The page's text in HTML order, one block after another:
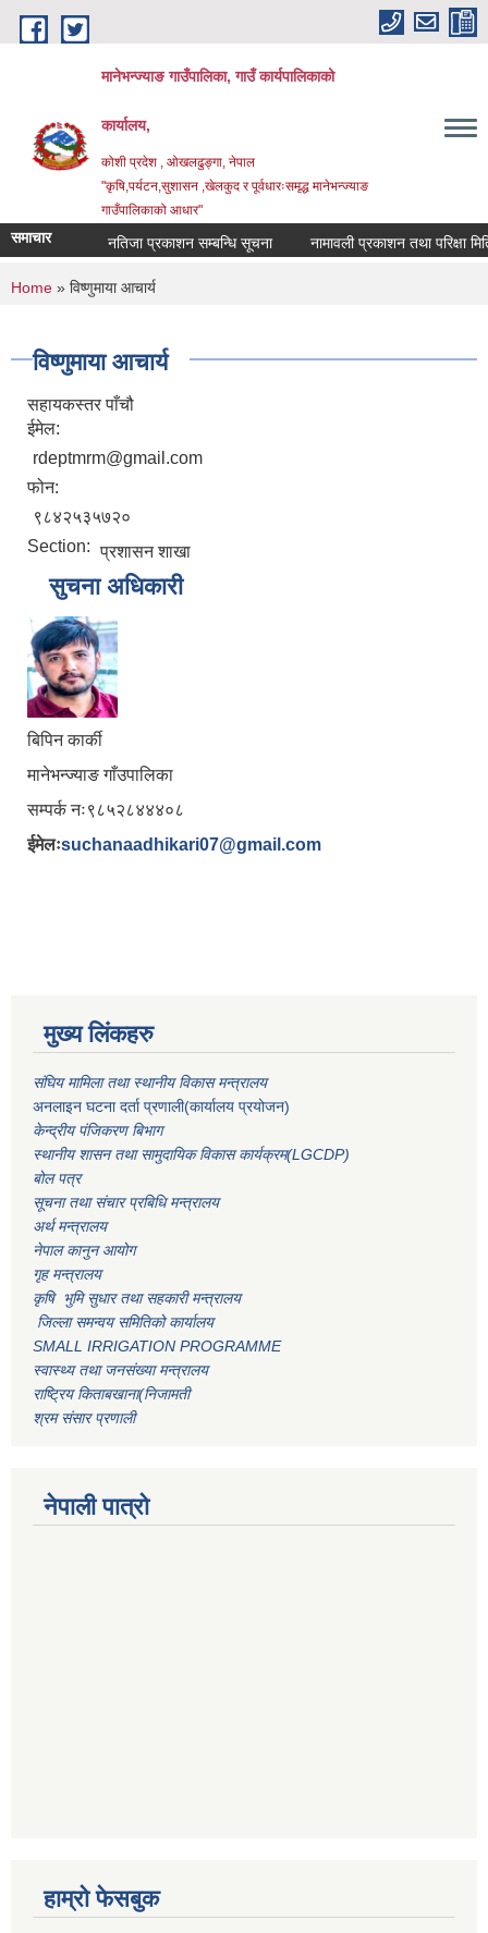
Skip to main content
मानेभन्ज्याङ गाउँपालिका, गाउँ कार्यपालिकाको
कार्यालय,
कोशी प्रदेश , ओखलढुङ्गा, नेपाल
"कृषि,पर्यटन,सुशासन ,खेलकुद र पूर्वधारःसमृद्ध मानेभन्ज्याङ
गाउँपालिकाको आधार"
समाचार नतिजा प्रकाशन सम्बन्धि सूचना नामावली प्रकाशन तथा परिक्षा
You are here
Home » विष्णुमाया आचार्य
विष्णुमाया आचार्य
सहायकस्तर पाँचौ
ईमेल:
rdeptmrm@gmail.com
फोन:
९८४२५३५७२०
Section: प्रशासन शाखा
सुचना अधिकारी
बिपिन कार्की
मानेभन्ज्याङ गाँउपालिका
सम्पर्क नः९८५२८४४४०८
ईमेलःsuchanaadhikari07@gmail.com
मुख्य लिंकहरु
संघिय मामिला तथा स्थानीय विकास मन्त्रालय
अनलाइन घटना दर्ता प्रणाली(कार्यालय प्रयोजन)
केन्द्रीय पंजिकरण बिभाग
स्थानीय शासन तथा सामुदायिक विकास कार्यक्रम(LGCDP)
बोल पत्र
सूचना तथा संचार प्रबिधि मन्त्रालय
अर्थ मन्त्रालय
नेपाल कानुन आयोग
गृह मन्त्रालय
कृषि भुमि सुधार तथा सहकारी मन्त्रालय
जिल्ला समन्वय समितिको कार्यालय
SMALL IRRIGATION PROGRAMME
स्वास्थ्य तथा जनसंख्या मन्त्रालय
राष्ट्रिय किताबखाना(निजामती
श्रम संसार प्रणाली
नेपाली पात्रो
हाम्रो फेसबुक